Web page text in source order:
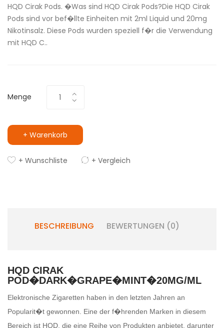
HQD Cirak Pods. �Was sind HQD Cirak Pods?Die HQD Cirak
Pods sind vor bef�llte Einheiten mit 2ml Liquid und 20mg
Nikotinsalz. Diese Pods wurden speziell f�r die Verwendung
mit HQD C..
Menge
+ Warenkorb
+ Wunschliste + Vergleich
BESCHREIBUNG BEWERTUNGEN (0)
HQD CIRAK
POD�DARK�GRAPE�MINT�20MG/ML
Elektronische Zigaretten haben in den letzten Jahren an
Popularit�t gewonnen. Eine der f�hrenden Marken in diesem
Bereich ist HQD, die eine Reihe von Produkten anbietet, darunter